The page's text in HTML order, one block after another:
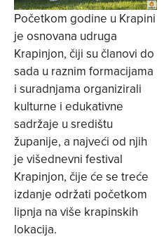
Početkom godine u Krapini
je osnovana udruga
Krapinjon, čiji su članovi do
sada u raznim formacijama
i suradnjama organizirali
kulturne i edukativne
sadržaje u središtu
županije, a najveći od njih
je višednevni festival
Krapinjon, čije će se treće
izdanje održati početkom
lipnja na više krapinskih
lokacija.